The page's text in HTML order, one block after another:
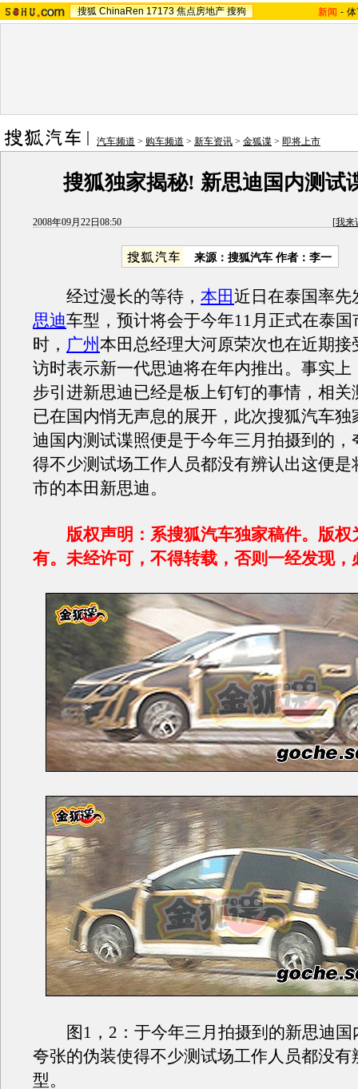
搜狐 ChinaRen 17173 焦点房地产 搜狗 新闻 -
汽车频道 > 购车频道 > 新车资讯 > 金狐谍 > 即将上市
搜狐独家揭秘! 新思迪国内测试
2008年09月22日08:50 [我来
来源：搜狐汽车 作者：李一
经过漫长的等待， 本田近日在泰国率先
思迪车型，预计将会于今年11月正式在泰
时， 广州本田总经理大河原荣次也在近期接
访时表示新一代思迪将在年内推出。事实上
步引进新思迪已经是板上钉钉的事情，相关
已在国内悄无声息的展开，此次搜狐汽车独
迪国内测试谍照便是于今年三月拍摄到的，
得不少测试场工作人员都没有辨认出这便是
市的本田新思迪。
版权声明：系搜狐汽车独家稿件。版权
有。未经许可，不得转载，否则一经发现，
图1，2：于今年三月拍摄到的新思迪国
夸张的伪装使得不少测试场工作人员都没有
型。